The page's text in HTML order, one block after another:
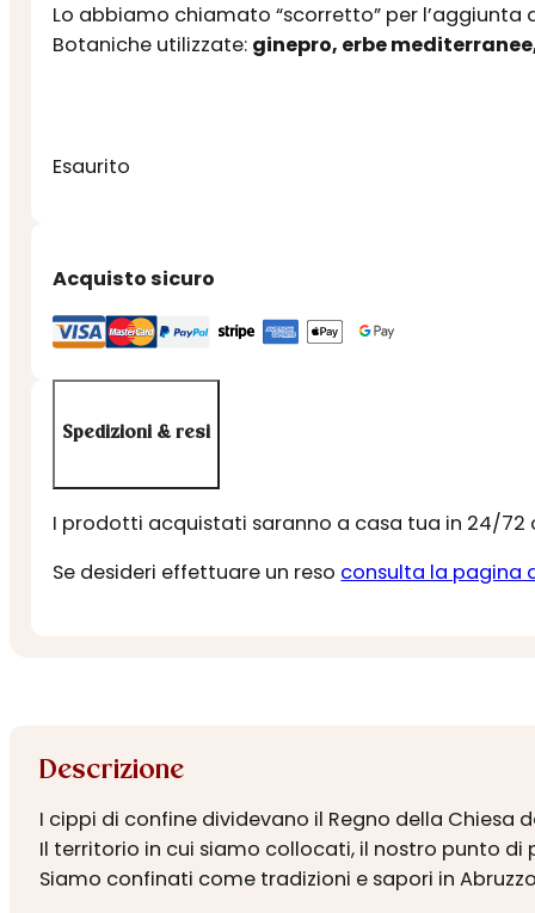
Lo abbiamo chiamato “scorretto” per
Botaniche utilizzate: ginepro, erbe
Esaurito
Acquisto sicuro
Spedizioni & resi
I prodotti acquistati saranno a casa tua in 24/72
Se desideri effettuare un reso consulta la pagina
Descrizione
I cippi di confine dividevano il Regno della
Il territorio in cui siamo collocati, il nostro punto di
Siamo confinati come tradizioni e sapori in